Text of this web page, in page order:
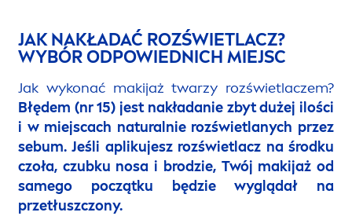
JAK NAKŁADAĆ ROZŚWIETLACZ?
WYBÓR ODPOWIEDNICH MIEJSC
Jak wykonać makijaż twarzy rozświetlaczem?
Błędem (nr 15) jest nakładanie zbyt dużej ilości
i w miejscach naturalnie rozświetlanych przez
sebum. Jeśli aplikujesz rozświetlacz na środku
czoła, czubku nosa i brodzie, Twój makijaż od
samego początku będzie wyglądał na
przetłuszczony.